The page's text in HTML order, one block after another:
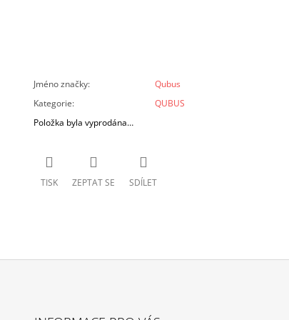
Jméno značky:
Qubus
Kategorie:
QUBUS
Položka byla vyprodána…
TISK ZEPTAT SE SDÍLET